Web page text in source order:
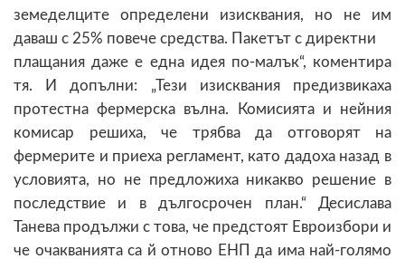
земеделците определени изисквания, но не им
даваш с 25% повече средства. Пакетът с директни
плащания даже е една идея по-малък“, коментира
тя. И допълни: „Тези изисквания предизвикаха
протестна фермерска вълна. Комисията и нейния
комисар решиха, че трябва да отговорят на
фермерите и приеха регламент, като дадоха назад в
условията, но не предложиха никакво решение в
последствие и в дългосрочен план.“ Десислава
Танева продължи с това, че предстоят Евроизбори и
че очакванията са й отново ЕНП да има най-голямо